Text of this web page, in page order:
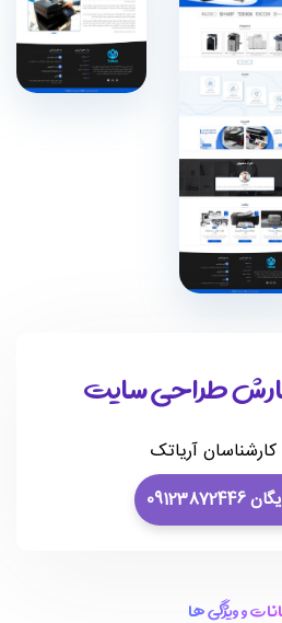
طراحی سایت
آریاتک
و ویژگی ها